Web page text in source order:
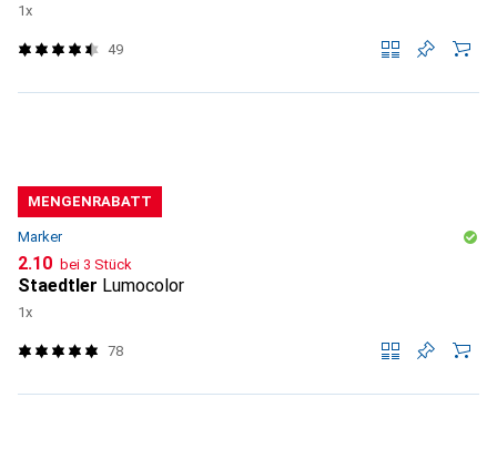
1x
49
MENGENRABATT
Marker
CHF
2.10 bei 3 Stück
Staedtler Lumocolor
1x
78